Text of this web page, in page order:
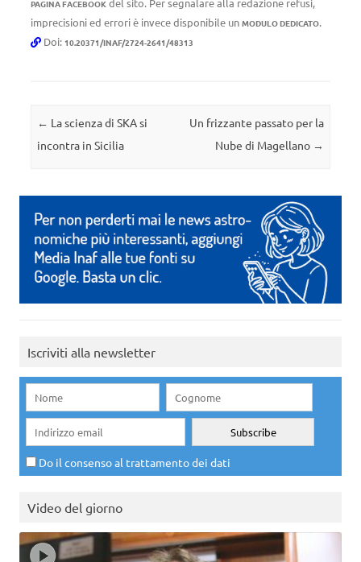
PAGINA FACEBOOK del sito. Per segnalare alla redazione refusi,
imprecisioni ed errori è invece disponibile un MODULO DEDICATO.
Doi: 10.20371/INAF/2724-2641/48313
Navigazione articolo
← La scienza di SKA si
incontra in Sicilia
Un frizzante passato per la
Nube di Magellano →
Iscriviti alla newsletter
Do il consenso al trattamento dei dati
Video del giorno